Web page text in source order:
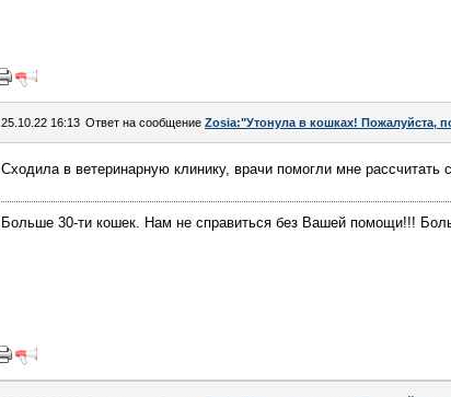
25.10.22 16:13 Ответ на сообщение Zosia:"Утонула в кошках! Пожалуйста,
Сходила в ветеринарную клинику, врачи помогли мне рассчитать
Больше 30-ти кошек. Нам не справиться без Вашей помощи!!!